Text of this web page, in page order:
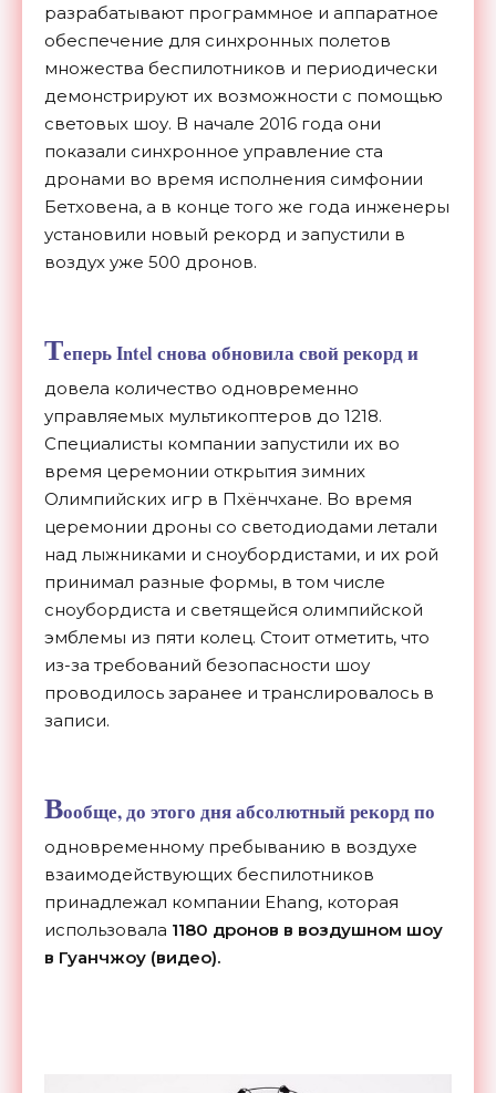
разрабатывают программное и аппаратное
обеспечение для синхронных полетов
множества беспилотников и периодически
демонстрируют их возможности с помощью
световых шоу. В начале 2016 года они
показали синхронное управление ста
дронами во время исполнения симфонии
Бетховена, а в конце того же года инженеры
установили новый рекорд и запустили в
воздух уже 500 дронов.
Теперь Intel снова обновила свой рекорд и
довела количество одновременно
управляемых мультикоптеров до 1218.
Специалисты компании запустили их во
время церемонии открытия зимних
Олимпийских игр в Пхёнчхане. Во время
церемонии дроны со светодиодами летали
над лыжниками и сноубордистами, и их рой
принимал разные формы, в том числе
сноубордиста и светящейся олимпийской
эмблемы из пяти колец. Стоит отметить, что
из-за требований безопасности шоу
проводилось заранее и транслировалось в
записи.
Вообще, до этого дня абсолютный рекорд по
одновременному пребыванию в воздухе
взаимодействующих беспилотников
принадлежал компании Ehang, которая
использовала 1180 дронов в воздушном шоу
в Гуанчжоу (видео).